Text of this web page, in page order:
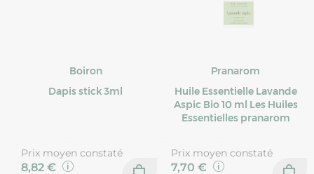
Boiron
Dapis stick 3ml
Prix moyen constaté
8,82 €
Pranarom
Huile Essentielle Lavande
Aspic Bio 10 ml Les Huiles
Essentielles pranarom
Prix moyen constaté
7,70 €